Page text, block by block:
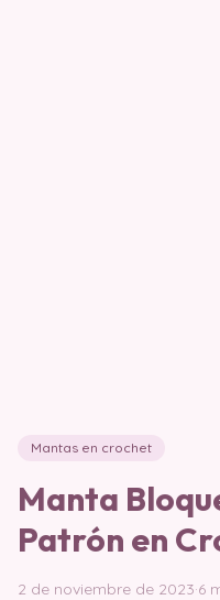
Mantas en crochet
Manta
Patrón en
2 de noviembre de 2023·6